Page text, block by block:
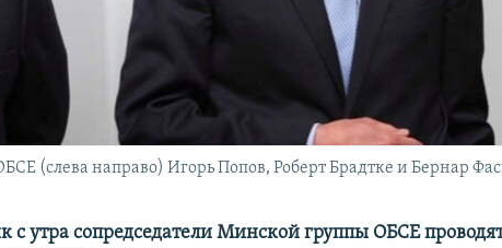
(слева направо) Игорь Попов, Роберт Брадтке и Бернар
с утра сопредседатели Минской группы ОБСЕ